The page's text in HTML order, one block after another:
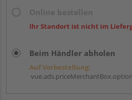
Ihr Standort ist nicht im
Beim Händler abholen
Auf Vorbestellung: